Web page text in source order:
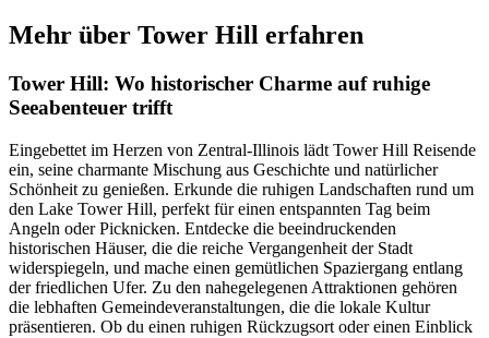
Mehr über Tower Hill erfahren
Tower Hill: Wo historischer Charme auf ruhige
Seeabenteuer trifft
Eingebettet im Herzen von Zentral-Illinois lädt Tower Hill Reisende
ein, seine charmante Mischung aus Geschichte und natürlicher
Schönheit zu genießen. Erkunde die ruhigen Landschaften rund um
den Lake Tower Hill, perfekt für einen entspannten Tag beim
Angeln oder Picknicken. Entdecke die beeindruckenden
historischen Häuser, die die reiche Vergangenheit der Stadt
widerspiegeln, und mache einen gemütlichen Spaziergang entlang
der friedlichen Ufer. Zu den nahegelegenen Attraktionen gehören
die lebhaften Gemeindeveranstaltungen, die die lokale Kultur
präsentieren. Ob du einen ruhigen Rückzugsort oder einen Einblick